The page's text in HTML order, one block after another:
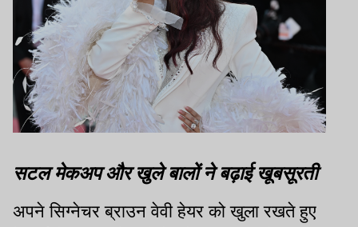
सटल मेकअप और खुले बालों ने बढ़ाई खूबसूरती
अपने सिग्नेचर ब्राउन वेवी हेयर को खुला रखते हुए